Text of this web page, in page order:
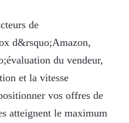
de
d&rsquo;Amazon,
du vendeur,
et la vitesse
vos offres de
atteignent le maximum